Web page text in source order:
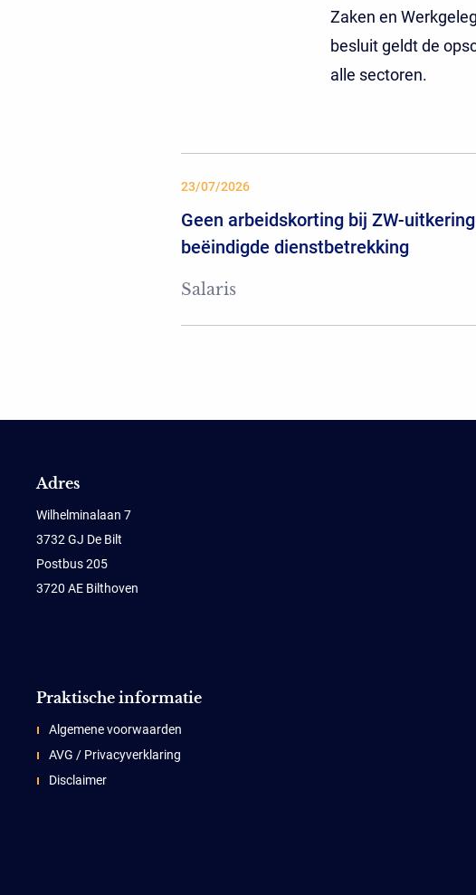
Zaken en
besluit geldt de
alle sectoren.
23/07/2026
Geen arbeidskorting bij ZW-
beëindigde dienstbetrekking
Salaris
Adres
Wilhelminalaan 7
3732 GJ De Bilt
Postbus 205
3720 AE Bilthoven
Praktische informatie
Algemene voorwaarden
AVG / Privacyverklaring
Disclaimer